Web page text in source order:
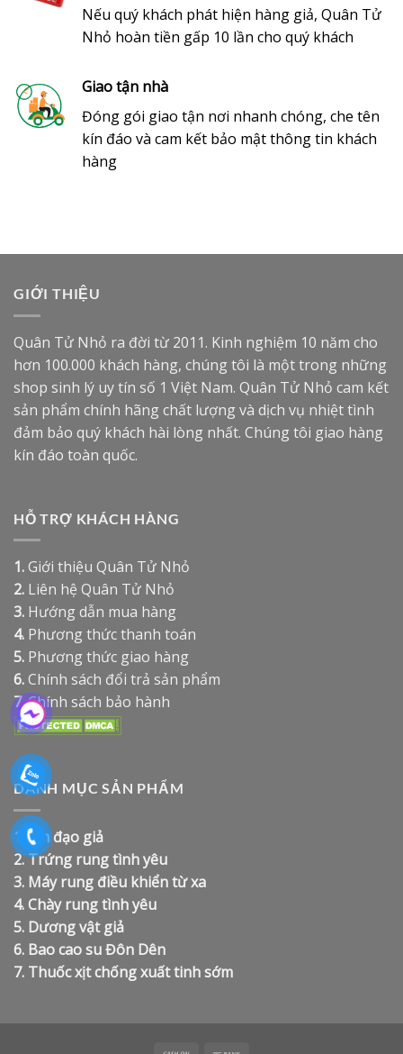
Nếu quý khách phát hiện hàng giả, Quân Tử
Nhỏ hoàn tiền gấp 10 lần cho quý khách
Giao tận nhà
Đóng gói giao tận nơi nhanh chóng, che tên
kín đáo và cam kết bảo mật thông tin khách
hàng
GIỚI THIỆU
Quân Tử Nhỏ ra đời từ 2011. Kinh nghiệm 10 năm cho
hơn 100.000 khách hàng, chúng tôi là một trong những
shop sinh lý uy tín số 1 Việt Nam. Quân Tử Nhỏ cam kết
sản phẩm chính hãng chất lượng và dịch vụ nhiệt tình
đảm bảo quý khách hài lòng nhất. Chúng tôi giao hàng
kín đáo toàn quốc.
HỖ TRỢ KHÁCH HÀNG
1.Giới thiệu Quân Tử Nhỏ
2. Liên hệ Quân Tử Nhỏ
3. Hướng dẫn mua hàng
4. Phương thức thanh toán
5. Phương thức giao hàng
6.Chính sách đổi trả sản phẩm
7.Chính sách bảo hành
DANH MỤC SẢN PHẨM
1.Âm đạo giả
2.Trứng rung tình yêu
3. Máy rung điều khiển từ xa
4.Chày rung tình yêu
5. Dương vật giả
6. Bao cao su Đôn Dên
7. Thuốc xịt chống xuất tinh sớm